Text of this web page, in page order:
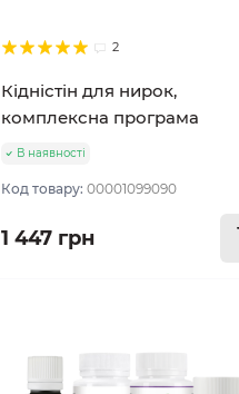
2
Кідністін для нирок,
комплексна програма
В наявності
Код товару:00001099090
1 447 грн